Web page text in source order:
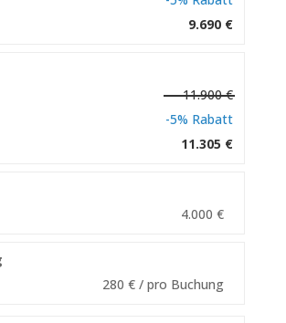
9.690 €
11.900 €
-5% Rabatt
11.305 €
4.000 €
280 € / pro Buchung